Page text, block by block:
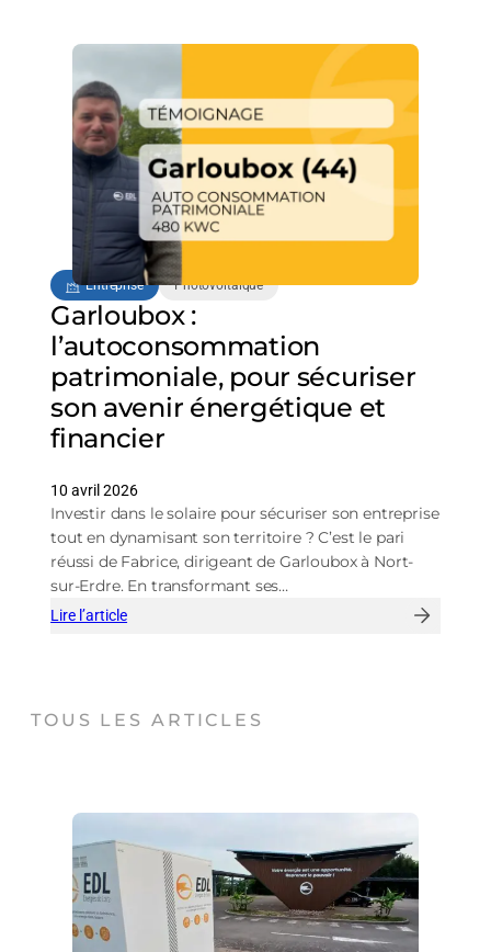
beaucoup
qu’accueillir
des
voitures
Entreprise Photovoltaïque
Garloubox :
l’autoconsommation
patrimoniale, pour sécuriser
son avenir énergétique et
financier
10 avril 2026
Investir dans le solaire pour sécuriser son entreprise
tout en dynamisant son territoire ? C’est le pari
réussi de Fabrice, dirigeant de Garloubox à Nort-
sur-Erdre. En transformant ses…
Lire l’article
:
pour
énergétique
financier
TOUS LES ARTICLES